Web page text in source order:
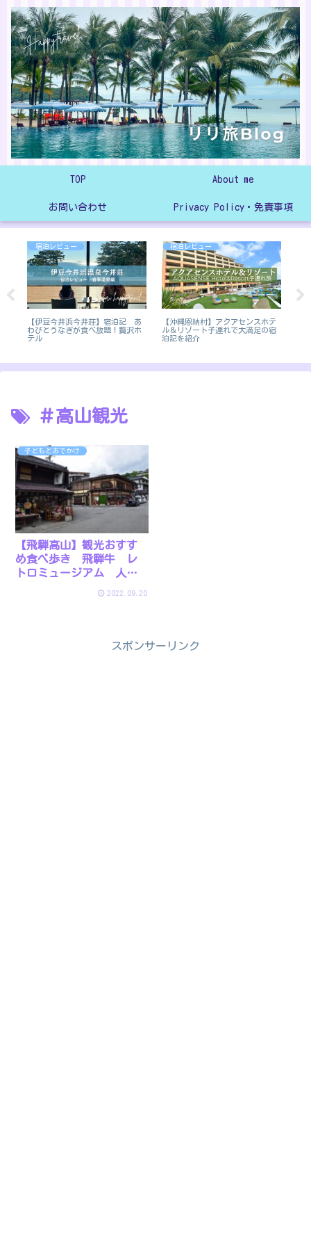
TOP About me
お問い合わせ Privacy Policy・免責事項
宿泊レビュー
【伊豆今井浜今井荘】宿泊記 あ
わびとうなぎが食べ放題！贅沢ホ
テル
宿泊レビュー
【沖縄恩納村】アクアセンスホテ
ル＆リゾート子連れで大満足の宿
泊記を紹介
＃高山観光
子どもとおでかけ
【飛騨高山】観光おすす
め食べ歩き 飛騨牛 レ
トロミュージアム 人力
2022.09.20
スポンサーリンク